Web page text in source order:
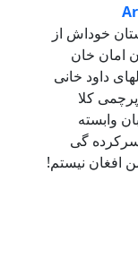
خوداش از
امان خان
داود خانى
کلا
وابسته
٥٠ کشور به سرکرده گى
افغان نيستم!